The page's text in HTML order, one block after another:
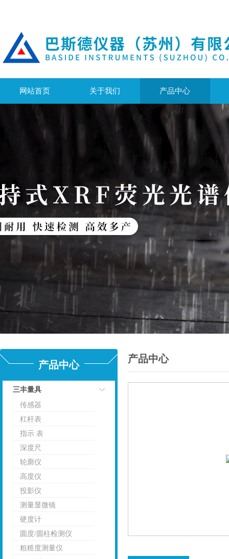
网站首页 关于我们 产品中心
产品中心
三丰量具
传感器
杠杆表
指示 表
深度尺
轮廓仪
高度仪
投影仪
测量显微镜
硬度计
圆度/圆柱检测仪
粗糙度测量仪
产品中心